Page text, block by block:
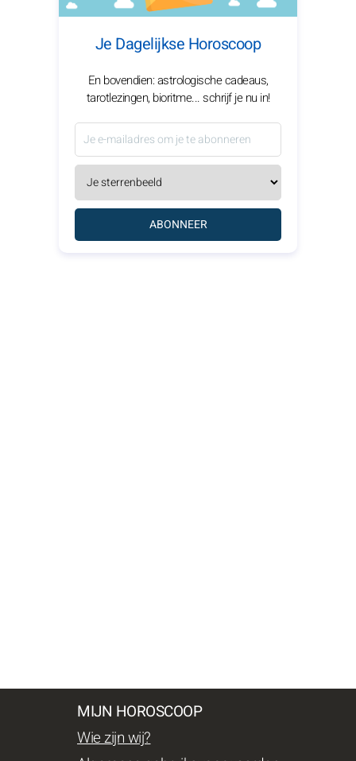
Je Dagelijkse Horoscoop
En bovendien: astrologische cadeaus,
tarotlezingen, bioritme... schrijf je nu in!
ABONNEER
MIJN HOROSCOOP
Wie zijn wij?